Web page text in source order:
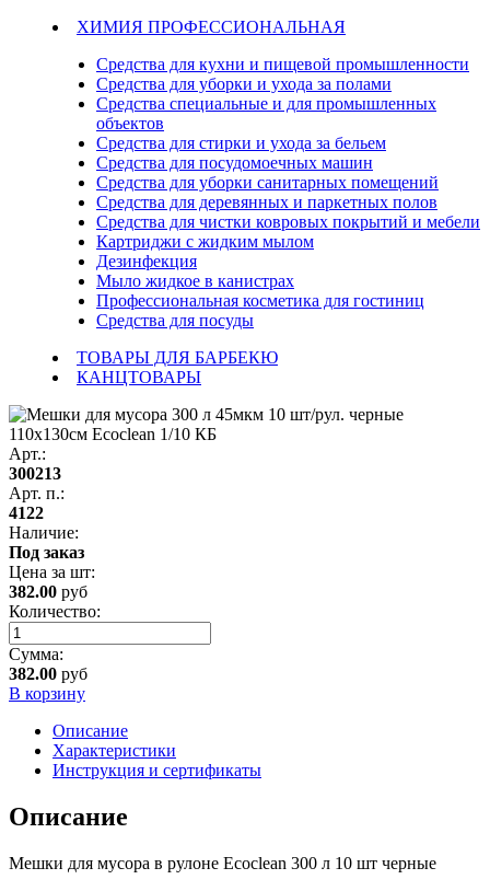
ХИМИЯ ПРОФЕССИОНАЛЬНАЯ
Средства для кухни и пищевой промышленности
Средства для уборки и ухода за полами
Средства специальные и для промышленных
объектов
Средства для стирки и ухода за бельем
Средства для посудомоечных машин
Средства для уборки санитарных помещений
Средства для деревянных и паркетных полов
Средства для чистки ковровых покрытий и мебели
Картриджи с жидким мылом
Дезинфекция
Мыло жидкое в канистрах
Профессиональная косметика для гостиниц
Средства для посуды
ТОВАРЫ ДЛЯ БАРБЕКЮ
КАНЦТОВАРЫ
Арт.:
300213
Арт. п.:
4122
Наличие:
Под заказ
Цена за шт:
382.00 руб
Количество:
Сумма:
382.00 руб
В корзину
Описание
Характеристики
Инструкция и сертификаты
Описание
Мешки для мусора в рулоне Ecoclean 300 л 10 шт черные